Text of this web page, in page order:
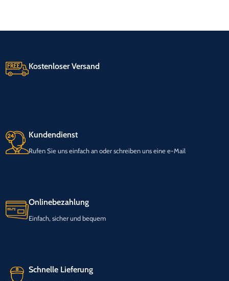
Kostenloser Versand
Kundendienst
Rufen Sie uns einfach an oder schreiben uns eine e-Mail
Onlinebezahlung
Einfach, sicher und bequem
Schnelle Lieferung